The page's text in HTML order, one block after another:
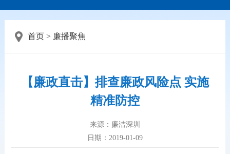
首页> 廉播聚焦
【廉政直击】排查廉政风险点 实施
精准防控
来源：廉洁深圳
日期：2019-01-09